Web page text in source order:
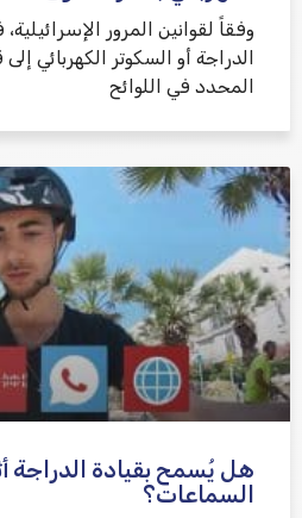
وفقاً لقوانين المرور
الدراجة أو السكوتر الكهربائي
المحدد في اللوائح
هل يُسمح بقيادة الدراجة
السماعات؟